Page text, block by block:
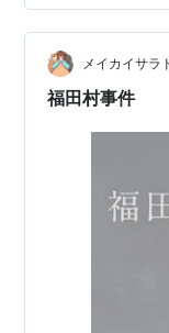
ったというので
っていたようだ
ことさえ知らな
交い多数の朝鮮
メイカイサラ
福田村事件